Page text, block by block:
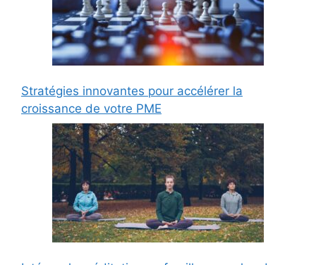
Stratégies innovantes pour accélérer la
croissance de votre PME